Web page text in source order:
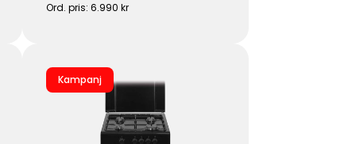
Ord. pris: 6.990 kr
Kampanj